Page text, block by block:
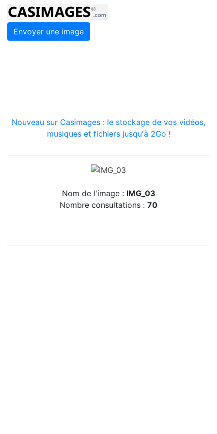
Envoyer une image
Nouveau sur Casimages : le stockage de vos vidéos,
musiques et fichiers jusqu'à 2Go !
Nom de l'image : IMG_03
Nombre consultations : 70